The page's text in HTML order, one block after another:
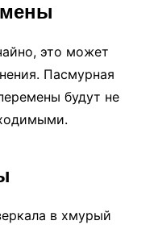
это может
Пасмурная
будут не
в хмурый